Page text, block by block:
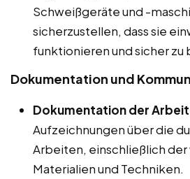
Schweißgeräte und -
sicherzustellen, dass sie
funktionieren und sicher zu
Dokumentation und
Dokumentation der
Aufzeichnungen über die
Arbeiten, einschließlich
Materialien und Techniken.